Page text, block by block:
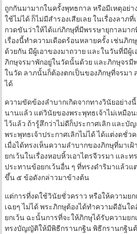
ถูกกันมามากในครั้งพุทธกาล หรือมีเหตุอย่
ใช้ไม่ได้ ก็ไม่มีสำรองเสียเลย ในเรื่องลา
กวดขันว่าให้ได้แก่ภิกษุที่มีพรรษายุกาลมา
เรื่องนี้ทำความเดือดร้อนหลายครั้ง เช่นภิก
ด้วยกัน มีผู้เอาของมาถวาย และในวันที่มีผู้
ภิกษุจรมาพักอยู่ในวัดนั้นด้วย และภิกษุจรมี
ในวัด ลาภนั้นก็ต้องตกเป็นของภิกษุที่จรมา
ได้
ความขัดข้องลำบากเกิดจากทางวินัยอย่าง
นานแล้ว แต่วินัยของพระพุทธเจ้าไม่เหมื
ไว้แล้ว ถ้ารู้สึกว่าไม่ดีก็ประกาศเลิก และบั
พระพุทธเจ้าประกาศเลิกไม่ได้ ได้แต่งดชั่ว
เมื่อได้ทรงเห็นความลำบากของภิกษุที่มาเ
ยกเว้นในเรื่องหอบหิ้วเอาไตรจีวรมา และท
ประทานข้อยกเว้นอื่น ๆ ที่ทรงดำริมาแล้วแ
ขึ้น ๕ ข้อดังกล่าวมาข้างต้น
แต่การที่งดใช้วินัยชั่วคราว หรือให้ความย
เฉยๆ ไม่ได้ พระภิกษุต้องได้ทำความดีอันใ
ยกเว้น ฉะนั้นการที่จะให้ภิกษุได้รับความยก
ทรงบัญญัติให้มีพิธีกรานกฐิน พิธีกรานกฐิน